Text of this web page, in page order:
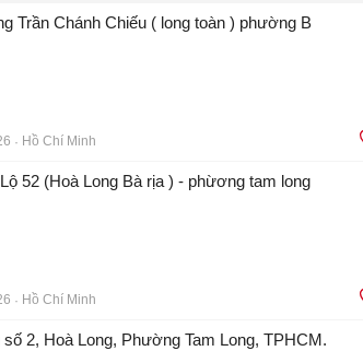
Trần Chánh Chiếu ( long toàn ) phường B
Hồ Chí Minh
52 (Hoà Long Bà rịa ) - phừơng tam long
Hồ Chí Minh
2, Hoà Long, Phường Tam Long, TPHCM.